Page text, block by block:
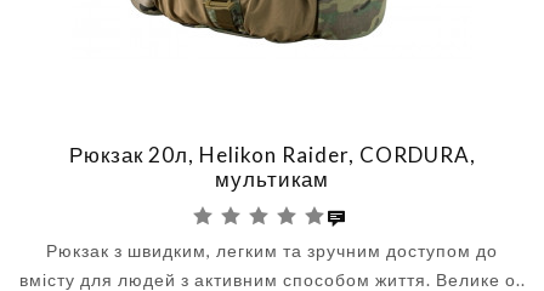
Рюкзак 20л, Helikon Raider, CORDURA,
мультикам
Рюкзак з швидким, легким та зручним доступом до
вмісту для людей з активним способом життя. Велике о..